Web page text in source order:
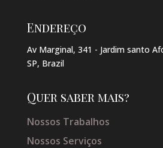
Endereço
Av Marginal, 341 - Jardim santo
SP, Brazil
Quer saber mais?
Nossos Trabalhos
Nossos Serviços